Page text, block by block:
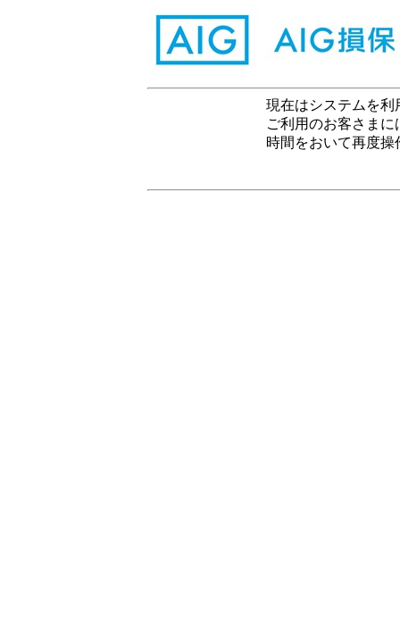
現在はシステムを利
ご利用のお客さま
時間をおいて再度